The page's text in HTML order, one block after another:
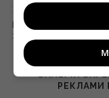
Попередня стаття
PROПРОКАТ:
ЗАПАЛЮЮТЬ СВІТ
ВАЛЕРІЙ
РЕКЛАМИ